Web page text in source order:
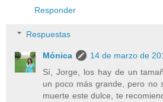
Responder
Respuestas
Mónica
14 de marzo de
Sí, Jorge, los hay de un
un poco más grande, pero no
muerte este dulce, te